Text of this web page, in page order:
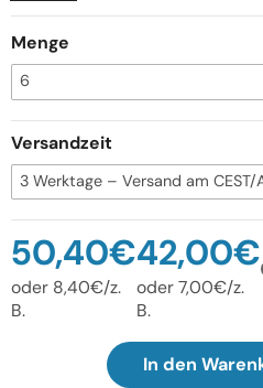
Menge
Versandzeit
50,40€
oder 8,40€/z.
B.
42,00€
oder 7,00€/z.
B.
In den